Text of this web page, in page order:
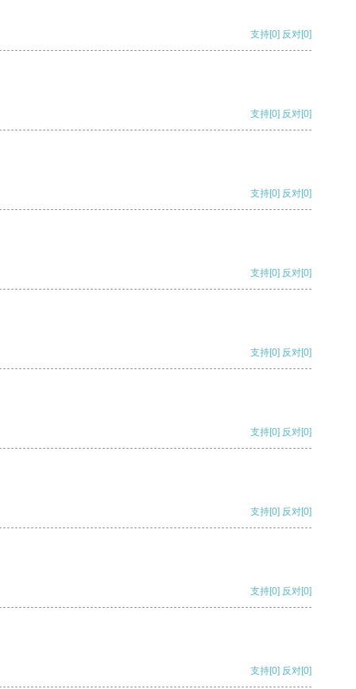
支持[0] 反对[0]
支持[0] 反对[0]
支持[0] 反对[0]
支持[0] 反对[0]
支持[0] 反对[0]
支持[0] 反对[0]
支持[0] 反对[0]
支持[0] 反对[0]
支持[0] 反对[0]